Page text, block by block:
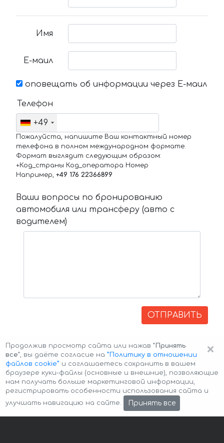
Имя
Е-маил
оповещать об информации через Е-маил
Телефон
+49
Пожалуйста, напишите Ваш контактный номер
телефона в полном международном формате.
Формат выглядит следующим образом:
+Код_страны Код_оператора Номер
Например, +49 176 22366899
Ваши вопросы по бронированию
автомобиля или трансферу (авто с
водителем)
ОТПРАВИТЬ
Авторские права © 2026 Авто-Аренда Cookie Policy
×
Продолжив просмотр сайта или нажав "Принять
все", вы даёте согласие на ”Политику в отношении
файлов cookie” и соглашаетесь сохранить в вашем
браузере куки-файлы (основные и внешние), позволяющие
нам получать больше маркетинговой информации,
регистрировать особенности использования сайта и
улучшать навигацию на сайте.
Принять все